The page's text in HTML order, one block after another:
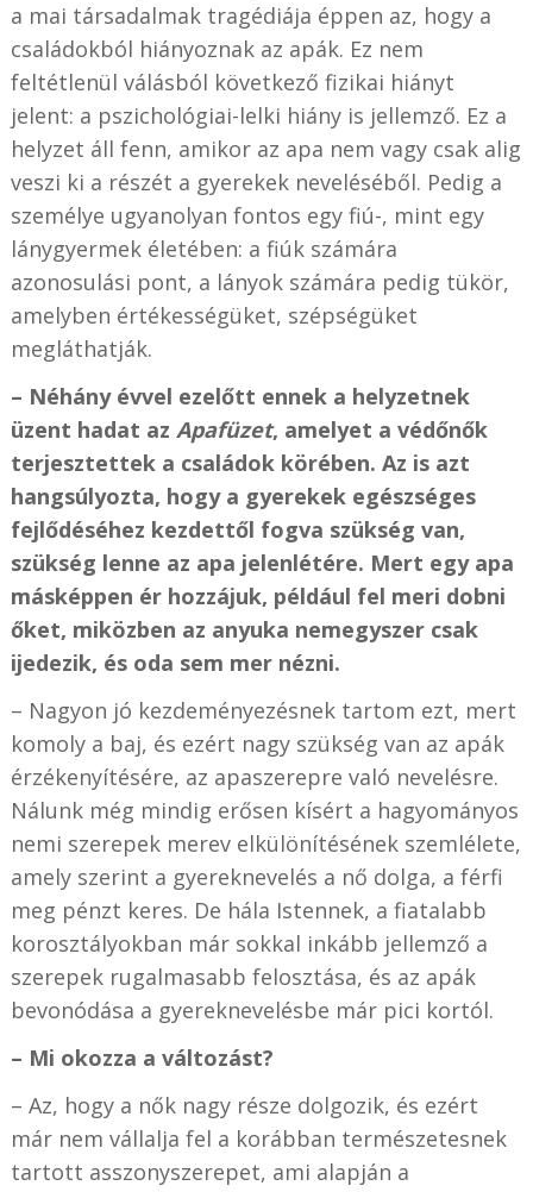
a mai társadalmak tragédiája éppen az, hogy a
családokból hiányoznak az apák. Ez nem
feltétlenül válásból következő fizikai hiányt
jelent: a pszichológiai-lelki hiány is jellemző. Ez a
helyzet áll fenn, amikor az apa nem vagy csak alig
veszi ki a részét a gyerekek neveléséből. Pedig a
személye ugyanolyan fontos egy fiú-, mint egy
lánygyermek életében: a fiúk számára
azonosulási pont, a lányok számára pedig tükör,
amelyben értékességüket, szépségüket
megláthatják.
– Néhány évvel ezelőtt ennek a helyzetnek
üzent hadat az Apafüzet, amelyet a védőnők
terjesztettek a családok körében. Az is azt
hangsúlyozta, hogy a gyerekek egészséges
fejlődéséhez kezdettől fogva szükség van,
szükség lenne az apa jelenlétére. Mert egy apa
másképpen ér hozzájuk, például fel meri dobni
őket, miközben az anyuka nemegyszer csak
ijedezik, és oda sem mer nézni.
– Nagyon jó kezdeményezésnek tartom ezt, mert
komoly a baj, és ezért nagy szükség van az apák
érzékenyítésére, az apaszerepre való nevelésre.
Nálunk még mindig erősen kísért a hagyományos
nemi szerepek merev elkülönítésének szemlélete,
amely szerint a gyereknevelés a nő dolga, a férfi
meg pénzt keres. De hála Istennek, a fiatalabb
korosztályokban már sokkal inkább jellemző a
szerepek rugalmasabb felosztása, és az apák
bevonódása a gyereknevelésbe már pici kortól.
– Mi okozza a változást?
– Az, hogy a nők nagy része dolgozik, és ezért
már nem vállalja fel a korábban természetesnek
tartott asszonyszerepet, ami alapján a